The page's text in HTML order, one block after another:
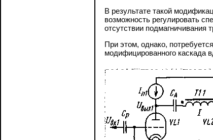
В результате такой
возможность регулировать
отсутствии подмагничивания
При этом, однако,
модифицированного каскада